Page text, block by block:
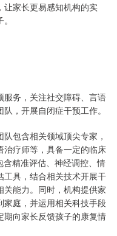
让家长更易感知机构的实
务，关注社交障碍、言语
，开展自闭症干预工作。
包含相关领域顶尖专家，
疗师等，具备一定的临床
精准评估、神经调控、情
具，结合相关技术开展干
能力。同时，机构提供家
家庭，并运用相关科技手段
向家长反馈孩子的康复情